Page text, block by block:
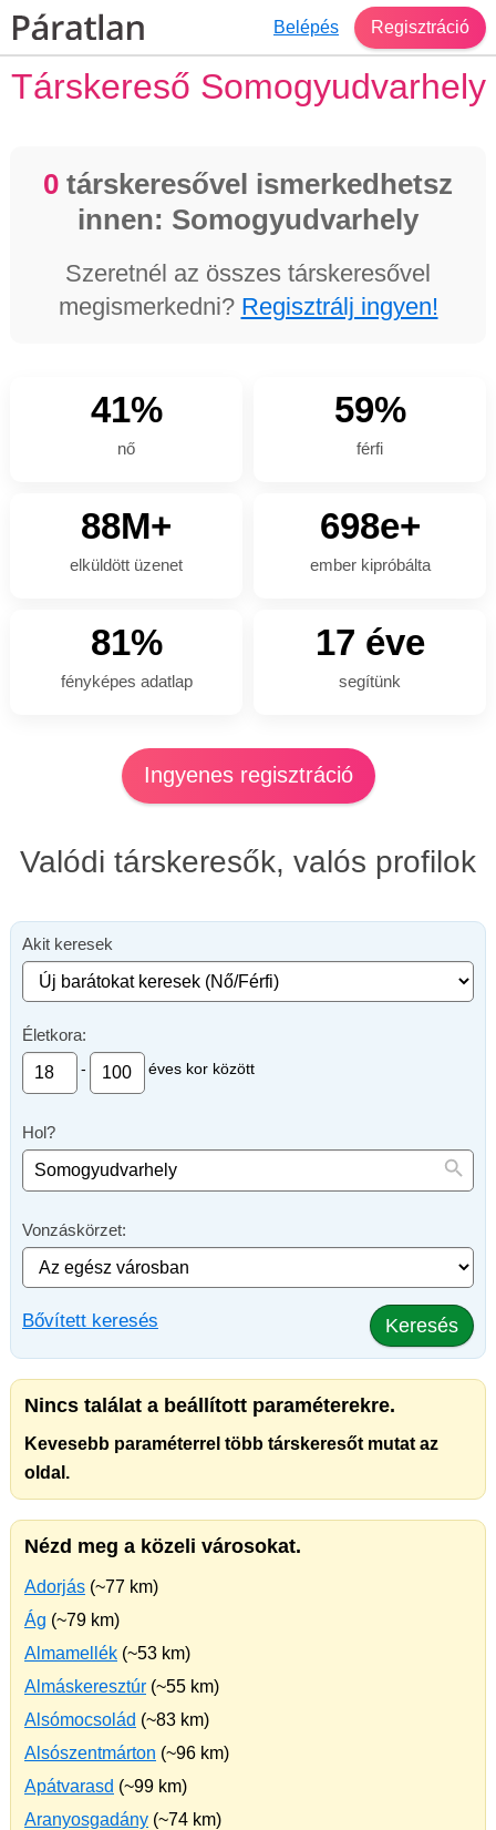
Belépés Regisztráció
Társkereső Somogyudvarhely
0 társkeresővel ismerkedhetsz
innen: Somogyudvarhely
Szeretnél az összes társkeresővel
megismerkedni? Regisztrálj ingyen!
41%
nő
59%
férfi
88M+
elküldött üzenet
698e+
ember kipróbálta
81%
fényképes adatlap
17 éve
segítünk
Ingyenes regisztráció
Valódi társkeresők, valós profilok
Akit keresek
Életkora:
- éves kor között
Hol?
Vonzáskörzet:
Bővített keresés Keresés
Nincs találat a beállított paraméterekre.
Kevesebb paraméterrel több társkeresőt mutat az
oldal.
Nézd meg a közeli városokat.
Adorjás (~77 km)
Ág (~79 km)
Almamellék (~53 km)
Almáskeresztúr (~55 km)
Alsómocsolád (~83 km)
Alsószentmárton (~96 km)
Apátvarasd (~99 km)
Aranyosgadány (~74 km)